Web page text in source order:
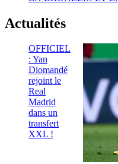
Actualités
OFFICIEL
: Yan
Diomandé
rejoint le
Real
Madrid
dans un
transfert
XXL !